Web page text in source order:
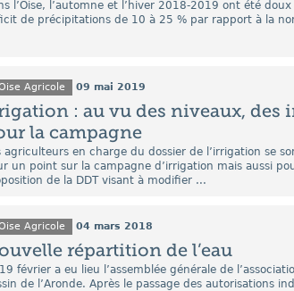
l’Oise, l’automne et l’hiver 2018-2019 ont été
de précipitations de 10 à 25 % par rapport à la
Agricole 09 mai 2019
: au vu des niveaux, des
la campagne
agriculteurs en charge du dossier de l’irrigation se
un point sur la campagne d’irrigation mais aussi
de la DDT visant à modifier ...
Agricole 04 mars 2018
répartition de l’eau
février a eu lieu l’assemblée générale de
de l’Aronde. Après le passage des autorisations